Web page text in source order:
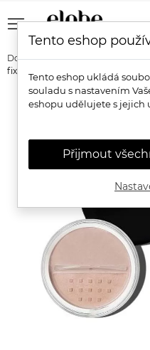
menu
Domů Značky Alima Pure
fixační pudr
Tento eshop
Tento eshop ukládá
souladu s nastavením
eshopu udělujete s jejich
Přijmout